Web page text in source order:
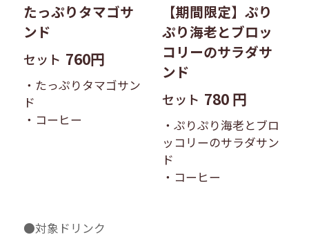
たっぷりタマゴサ
ンド
セット 760円
・たっぷりタマゴサン
ド
・コーヒー
【期間限定】ぷり
ぷり海老とブロッ
コリーのサラダサ
ンド
セット 780 円
・ぷりぷり海老とブロ
ッコリーのサラダサン
ド
・コーヒー
●対象ドリンク